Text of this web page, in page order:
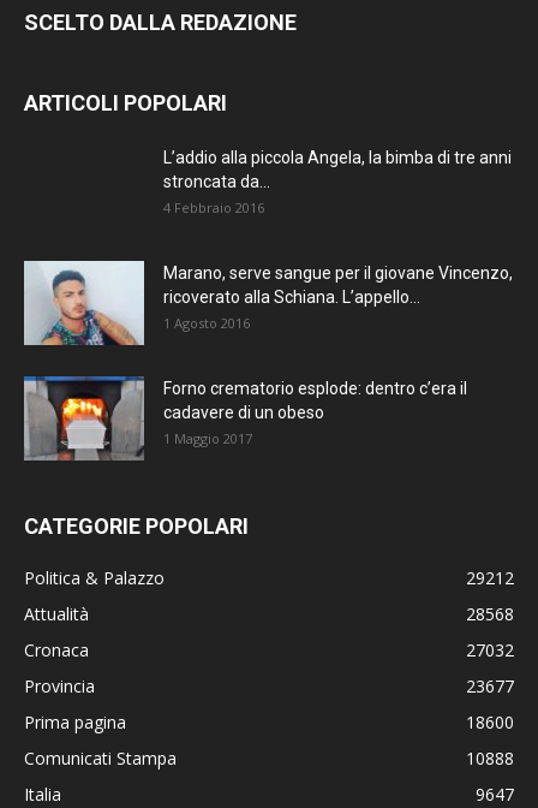
SCELTO DALLA REDAZIONE
ARTICOLI POPOLARI
L’addio alla piccola Angela, la bimba di tre anni
stroncata da...
4 Febbraio 2016
Marano, serve sangue per il giovane Vincenzo,
ricoverato alla Schiana. L’appello...
1 Agosto 2016
Forno crematorio esplode: dentro c’era il
cadavere di un obeso
1 Maggio 2017
CATEGORIE POPOLARI
Politica & Palazzo
29212
Attualità
28568
Cronaca
27032
Provincia
23677
Prima pagina
18600
Comunicati Stampa
10888
Italia
9647